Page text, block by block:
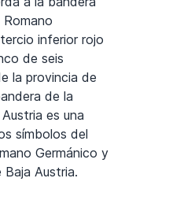
inferior rojo
de seis
la provincia de
de la
es una
símbolos del
Germánico y
Austria.